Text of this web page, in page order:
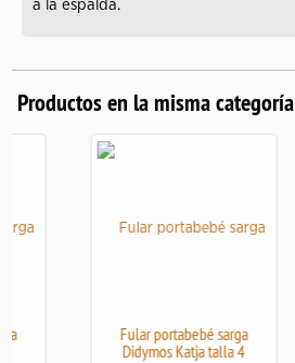
a la espalda.
Productos en la misma categoría
Fular portabebé sarga
Didymos Katja talla 4